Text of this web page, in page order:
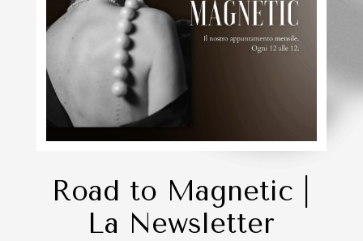
Road to Magnetic |
La Newsletter